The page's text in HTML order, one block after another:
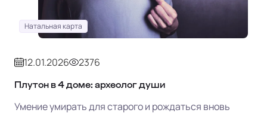
Натальная карта
12.01.2026 2376
Плутон в 4 доме: археолог души
Умение умирать для старого и рождаться вновь